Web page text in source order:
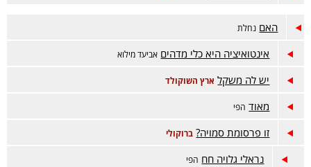
האם נחלת
אינטואיציה היא כלי מדהים אביעד מילוא
יש לה משקל ארץ השוקולד
מאוד הפי
זו פרסומת סמויה? ברוקולי
נראלי גלויה חח הפי